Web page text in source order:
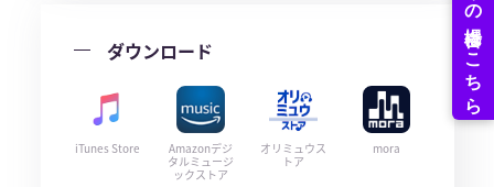
ダウンロード
iTunes Store
Amazonデジ
タルミュージ
ックストア
オリミュウス
トア
mora